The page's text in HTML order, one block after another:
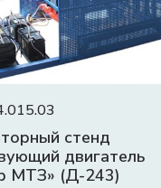
стенд
двигатель
МТЗ» (Д-243)